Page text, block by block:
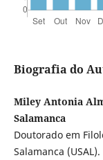
Biografia do
Miley Antonia
Salamanca
Doutorado em
Salamanca